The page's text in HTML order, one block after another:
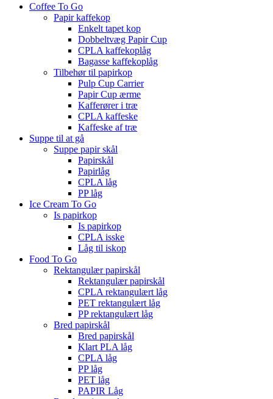
Coffee To Go
Papir kaffekop
Enkelt tapet kop
Dobbeltvæg Papir Cup
CPLA kaffekoplåg
Bagasse kaffekoplåg
Tilbehør til papirkop
Pulp Cup Carrier
Papir Cup ærme
Kafferører i træ
CPLA kaffeske
Kaffeske af træ
Suppe til at gå
Suppe papir skål
Papirskål
Papirlåg
CPLA låg
PP låg
Ice Cream To Go
Is papirkop
Is papirkop
CPLA isske
Låg til iskop
Food To Go
Rektangulær papirskål
Rektangulær papirskål
CPLA rektangulært låg
PET rektangulært låg
PP rektangulært låg
Bred papirskål
Bred papirskål
Klart PLA låg
CPLA låg
PP låg
PET låg
PAPIR Låg